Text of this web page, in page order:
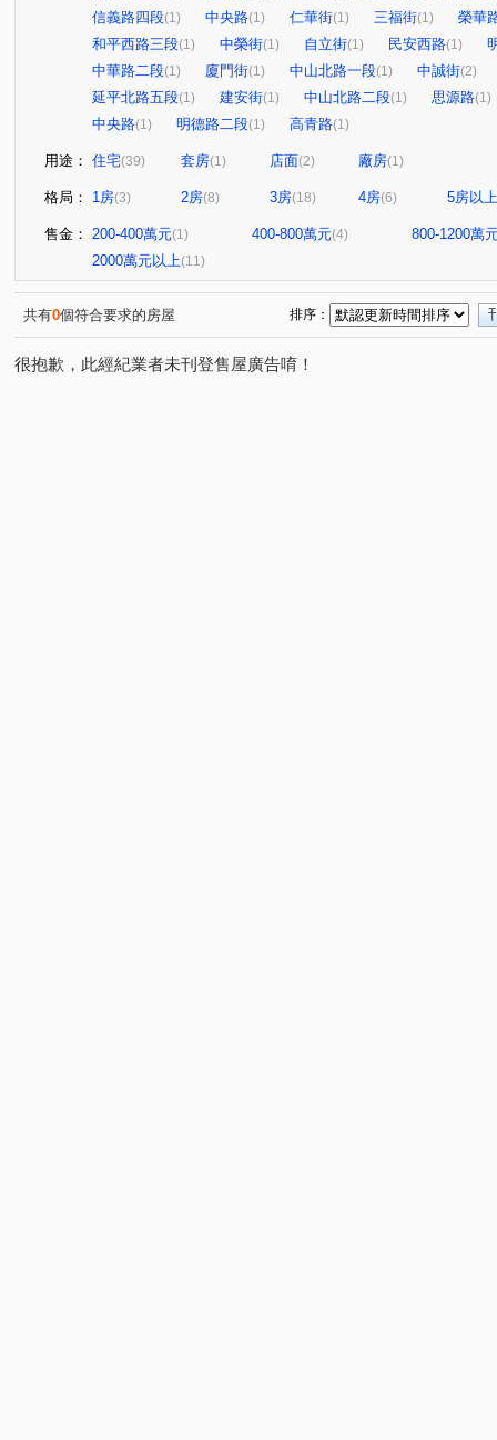
信義路四段(1) 中央路(1) 仁華街(1) 三福街(1)
榮華
和平西路三段(1) 中榮街(1) 自立街(1) 民安西路(1)
中華路二段(1) 廈門街(1) 中山北路一段(1) 中誠街(2)
延平北路五段(1) 建安街(1) 中山北路二段(1) 思源路(1)
中央路(1) 明德路二段(1) 高青路(1)
用途： 住宅(39) 套房(1) 店面(2) 廠房(1)
格局： 1房(3) 2房(8) 3房(18) 4房(6) 5房以上
售金： 200-400萬元(1) 400-800萬元(4)
800-1200萬
2000萬元以上(11)
共有0個符合要求的房屋 排序：
很抱歉，此經紀業者未刊登售屋廣告唷！